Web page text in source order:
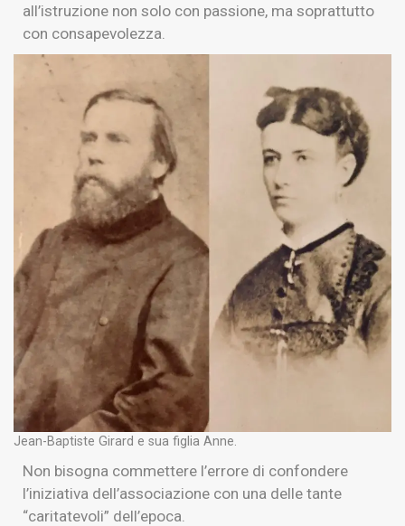
all’istruzione non solo con passione, ma soprattutto
con consapevolezza.
Jean-Baptiste Girard e sua figlia Anne.
Non bisogna commettere l’errore di confondere
l’iniziativa dell’associazione con una delle tante
“caritatevoli” dell’epoca.